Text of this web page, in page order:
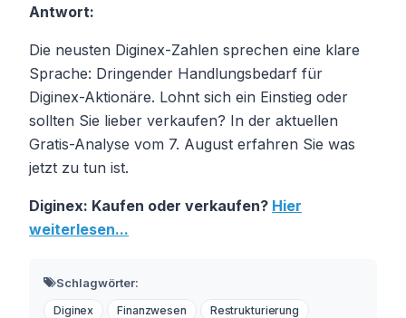
Antwort:
Die neusten Diginex-Zahlen sprechen eine klare
Sprache: Dringender Handlungsbedarf für
Diginex-Aktionäre. Lohnt sich ein Einstieg oder
sollten Sie lieber verkaufen? In der aktuellen
Gratis-Analyse vom 7. August erfahren Sie was
jetzt zu tun ist.
Diginex: Kaufen oder verkaufen? Hier
weiterlesen...
Schlagwörter:
Diginex Finanzwesen
Restrukturierung